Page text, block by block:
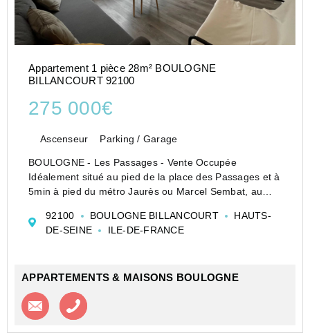
Appartement 1 pièce 28m² BOULOGNE
BILLANCOURT 92100
275 000€
Ascenseur Parking / Garage
BOULOGNE - Les Passages - Vente Occupée
Idéalement situé au pied de la place des Passages et à
5min à pied du métro Jaurès ou Marcel Sembat, au
occupée de 28m2 rénové au 4ème étage par
ascenseur compr...
92100 BOULOGNE BILLANCOURT
HAUTS-
DE-SEINE
ILE-DE-FRANCE
APPARTEMENTS & MAISONS BOULOGNE
Contacter l'agence